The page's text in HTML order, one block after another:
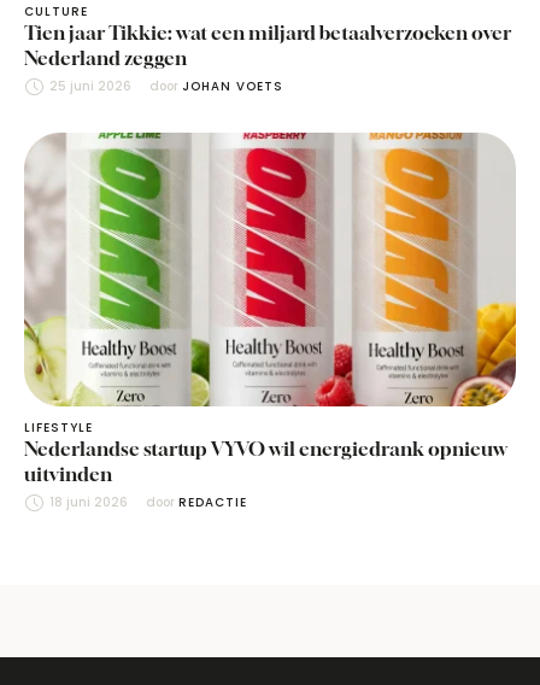
CULTURE
Tien jaar Tikkie: wat een miljard betaalverzoeken over
Nederland zeggen
25 juni 2026 door JOHAN VOETS
LIFESTYLE
Nederlandse startup VYVO wil energiedrank opnieuw
uitvinden
18 juni 2026 door REDACTIE